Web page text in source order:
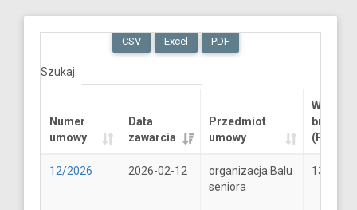
CSV Excel PDF
Szukaj:
Numer
umowy
Data
zawarcia
Przedmiot
umowy
Wartość
brutto
(PLN)
12/2026 2026-02-12
organizacja Balu
seniora
13289.6